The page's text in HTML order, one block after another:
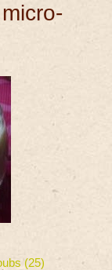
(25)